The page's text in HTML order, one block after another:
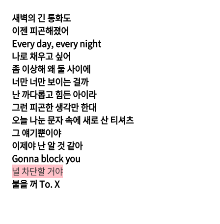
새벽의 긴 통화도
이젠 피곤해졌어
Every day, every night
나로 채우고 싶어
좀 이상해 왜 둘 사이에
너만 너만 보이는 걸까
난 까다롭고 힘든 아이라
그런 피곤한 생각만 한대
오늘 나눈 문자 속에 새로 산 티셔츠
그 얘기뿐이야
이제야 난 알 것 같아
Gonna block you
널 차단할 거야
불을 꺼 To. X